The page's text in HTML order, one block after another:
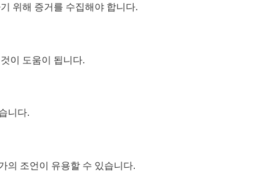
위해 증거를 수집해야 합니다.
이 도움이 됩니다.
니다.
의 조언이 유용할 수 있습니다.